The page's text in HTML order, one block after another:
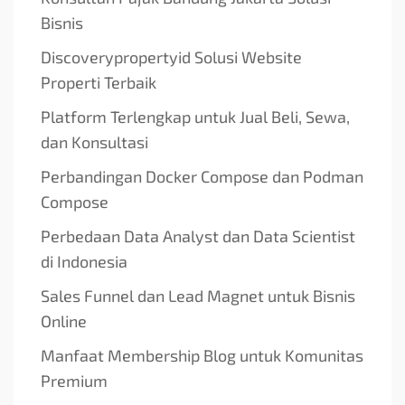
Bisnis
Discoverypropertyid Solusi Website
Properti Terbaik
Platform Terlengkap untuk Jual Beli, Sewa,
dan Konsultasi
Perbandingan Docker Compose dan Podman
Compose
Perbedaan Data Analyst dan Data Scientist
di Indonesia
Sales Funnel dan Lead Magnet untuk Bisnis
Online
Manfaat Membership Blog untuk Komunitas
Premium